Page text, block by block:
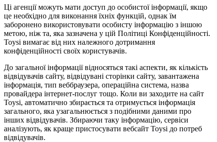
Ці агенції можуть мати доступ до особистої інформації, якщо
це необхідно для виконання їхніх функцій, однак їм
заборонено використовувати особисту інформацію з іншою
метою, ніж та, яка зазначена у цій Політиці Конфіденційності.
Toysi вимагає від них належного дотримання
конфіденційності своїх користувачів.
До загальної інформації відносяться такі аспекти, як кількість
відвідувачів сайту, відвідувані сторінки сайту, завантажена
інформація, тип веббраузера, операційна система, назва
провайдера інтернет-послуг тощо. Коли ви заходите на сайт
Toysi, автоматично збирається та отримується інформація
загального, яка узагальнюється з подібними даними про
інших відвідувачів. Збираючи таку інформацію, сервіси
аналізують, як краще пристосувати вебсайт Toysi до потреб
відвідувачів.